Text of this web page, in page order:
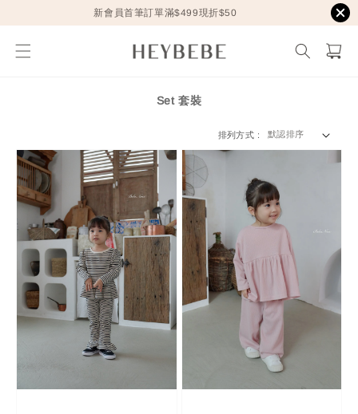
新會員首筆訂單滿$499現折$50
Set 套裝
排列方式 :